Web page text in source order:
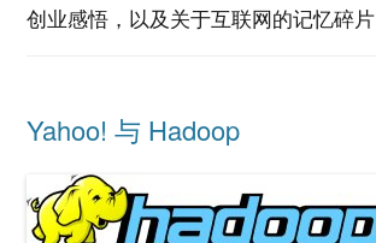
创业感悟，以及关于互联网的记忆碎片
Yahoo! 与 Hadoop